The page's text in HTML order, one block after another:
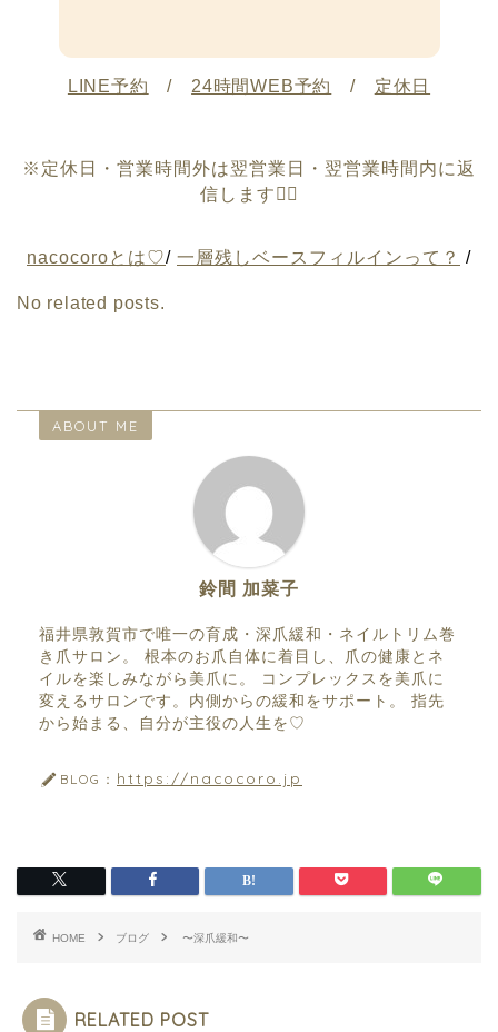
LINE予約 / 24時間WEB予約 / 定休日
※定休日・営業時間外は翌営業日・翌営業時間内に返
信します🙇‍♀️
nacocoroとは♡/ 一層残しベースフィルインって？ /
No related posts.
ABOUT ME
鈴間 加菜子
福井県敦賀市で唯一の育成・深爪緩和・ネイルトリム巻
き爪サロン。 根本のお爪自体に着目し、爪の健康とネ
イルを楽しみながら美爪に。 コンプレックスを美爪に
変えるサロンです。内側からの緩和をサポート。 指先
から始まる、自分が主役の人生を♡
BLOG： https://nacocoro.jp
HOME ブログ 〜深爪緩和〜
RELATED POST